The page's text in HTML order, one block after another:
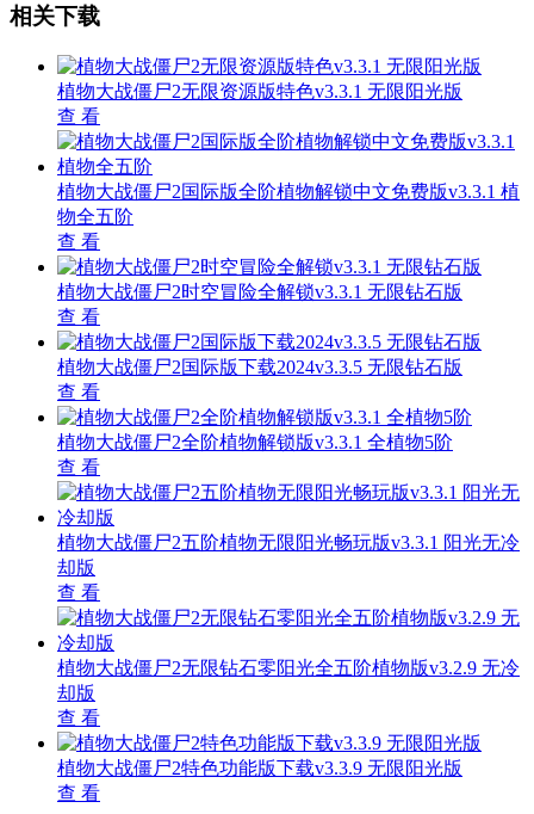
相关下载
植物大战僵尸2无限资源版特色v3.3.1 无限阳光版
查 看
植物大战僵尸2国际版全阶植物解锁中文免费版v3.3.1 植
物全五阶
查 看
植物大战僵尸2时空冒险全解锁v3.3.1 无限钻石版
查 看
植物大战僵尸2国际版下载2024v3.3.5 无限钻石版
查 看
植物大战僵尸2全阶植物解锁版v3.3.1 全植物5阶
查 看
植物大战僵尸2五阶植物无限阳光畅玩版v3.3.1 阳光无冷
却版
查 看
植物大战僵尸2无限钻石零阳光全五阶植物版v3.2.9 无冷
却版
查 看
植物大战僵尸2特色功能版下载v3.3.9 无限阳光版
查 看